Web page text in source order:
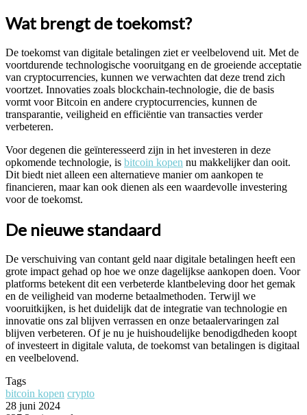
Wat brengt de toekomst?
De toekomst van digitale betalingen ziet er veelbelovend uit. Met de
voortdurende technologische vooruitgang en de groeiende acceptatie
van cryptocurrencies, kunnen we verwachten dat deze trend zich
voortzet. Innovaties zoals blockchain-technologie, die de basis
vormt voor Bitcoin en andere cryptocurrencies, kunnen de
transparantie, veiligheid en efficiëntie van transacties verder
verbeteren.
Voor degenen die geïnteresseerd zijn in het investeren in deze
opkomende technologie, is bitcoin kopen nu makkelijker dan ooit.
Dit biedt niet alleen een alternatieve manier om aankopen te
financieren, maar kan ook dienen als een waardevolle investering
voor de toekomst.
De nieuwe standaard
De verschuiving van contant geld naar digitale betalingen heeft een
grote impact gehad op hoe we onze dagelijkse aankopen doen. Voor
platforms betekent dit een verbeterde klantbeleving door het gemak
en de veiligheid van moderne betaalmethoden. Terwijl we
vooruitkijken, is het duidelijk dat de integratie van technologie en
innovatie ons zal blijven verrassen en onze betaalervaringen zal
blijven verbeteren. Of je nu je huishoudelijke benodigdheden koopt
of investeert in digitale valuta, de toekomst van betalingen is digitaal
en veelbelovend.
Tags
bitcoin kopen crypto
28 juni 2024